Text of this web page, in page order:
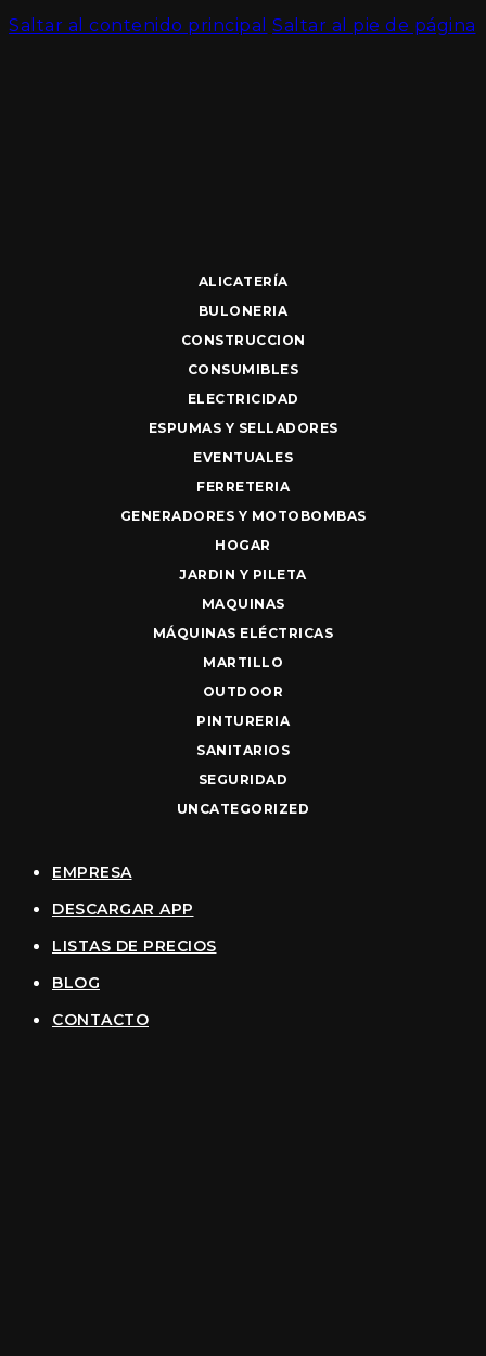
Saltar al contenido principal Saltar al pie de página
ALICATERÍA
BULONERIA
CONSTRUCCION
CONSUMIBLES
ELECTRICIDAD
ESPUMAS Y SELLADORES
EVENTUALES
FERRETERIA
GENERADORES Y MOTOBOMBAS
HOGAR
JARDIN Y PILETA
MAQUINAS
MÁQUINAS ELÉCTRICAS
MARTILLO
OUTDOOR
PINTURERIA
SANITARIOS
SEGURIDAD
UNCATEGORIZED
EMPRESA
DESCARGAR APP
LISTAS DE PRECIOS
BLOG
CONTACTO